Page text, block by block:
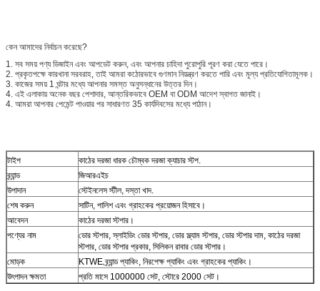
কেন আমাদের নির্বাচন করেছে?
1. সব সময় পণ্য ডিজাইন এবং আপডেট করুন, এবং আপনার চাহিদা পুরোপুরি পূরণ করা যেতে পারে।
2. প্রকৃতপক্ষে কারখানা সরবরাহ, তাই আমরা কঠোরভাবে গুণমান নিয়ন্ত্রণ করতে পারি এবং মূল্য প্রতিযোগিতামূলক।
3. কাজের সময় 1 ঘন্টার মধ্যে আপনার সমস্ত অনুসন্ধানের উত্তর দিন।
4. এই এলাকায় অনেক বছর পেশাদার, আন্তরিকভাবে OEM বা ODM আদেশ স্বাগত জানাই।
4. আমরা আপনার পেমেন্ট পাওয়ার পর সাধারণত 35 কার্যদিবসের মধ্যে পাঠান।
টাইপ
কাঠের দরজা ধারক চৌম্বক দরজা ক্যাচার স্টপ.
ব্র্যান্ড
জিআরএইচ
উপাদান
স্টেইনলেস স্টীল, দস্তা খাদ.
শেষ করুন
সাটিন, পালিশ এবং গ্রাহকের প্রয়োজন হিসাবে।
আবেদন
কাঠের দরজা স্টপার।
পণ্যের নাম
ডোর স্টপার, স্লাইডিং ডোর স্টপার, ডোর স্ল্যাম স্টপার, ডোর স্টপার দাম, কাঠের দরজা
স্টপার, ডোর স্টপার প্রকার, সিলিকন রাবার ডোর স্টপার।
মোড়ক
KTWE ব্র্যান্ড প্যাকিং, নিরপেক্ষ প্যাকিং এবং গ্রাহকের প্যাকিং।
উৎপাদন ক্ষমতা
প্রতি মাসে 1000000 সেট, স্টোরে 2000 সেট।